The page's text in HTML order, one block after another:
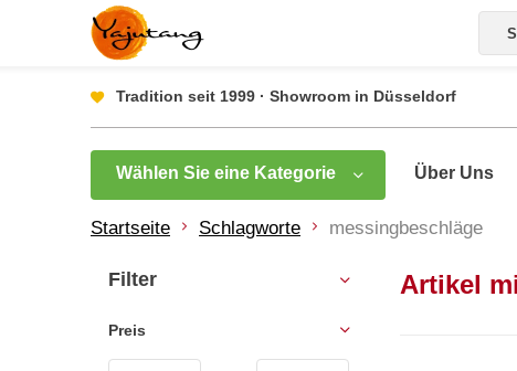
Tradition seit 1999 · Showroom in Düsseldorf
Wählen Sie eine Kategorie Über Uns
Startseite Schlagworte messingbeschläge
Artikel
Filter
Preis